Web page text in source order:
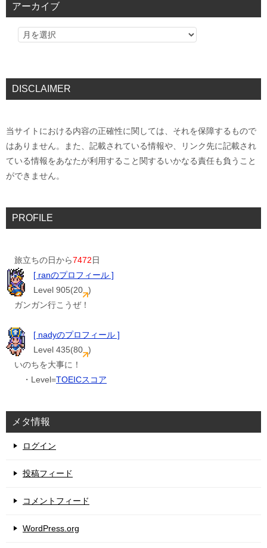
アーカイブ
DISCLAIMER
当サイトにおける内容の正確性に関しては、それを保障するもので
はありません。また、記載されている情報や、リンク先に記載され
ている情報をあなたが利用すること関するいかなる責任も負うこと
ができません。
PROFILE
旅立ちの日から7472日
[ ranのプロフィール ]
Level 905(20 )
ガンガン行こうぜ！
[ nadyのプロフィール ]
Level 435(80 )
いのちを大事に！
・Level=TOEICスコア
メタ情報
ログイン
投稿フィード
コメントフィード
WordPress.org